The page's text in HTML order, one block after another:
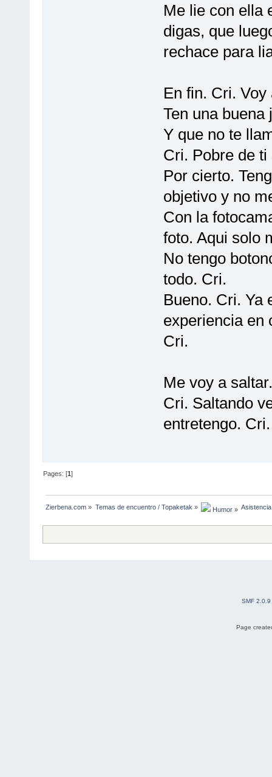
Me lie con ella
digas, que
rechace para
En fin. Cri.
Ten una buena
Y que no te
Cri. Pobre de
Por cierto.
objetivo y no
Con la
foto. Aqui solo
No tengo
todo. Cri.
Bueno. Cri. Ya
experiencia en
Cri.
Me voy a
Cri. Saltando
entretengo.
Pages: [1]
Zierbena.com » Temas de encuentro / Topaketak » Humor»
SMF 2.0.9
Page